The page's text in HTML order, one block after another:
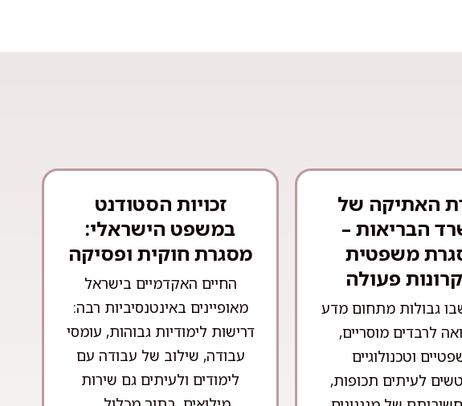
האתיקה של
הבריאות –
משפטית
פעולה
גבולות מתחום מדע
לרבדים מוסריים,
וטכנולוגיים
לעיתים תכופות,
זכויות הסטודנט
במשפט הישראלי:
מסגרת חוקית ופסיקה
החיים האקדמיים בישראל
מאופיינים באינטנסיביות רבה:
דרישות לימודיות גבוהות, עומסי
עבודה, שילוב של עבודה עם
לימודים ולעיתים גם שירות